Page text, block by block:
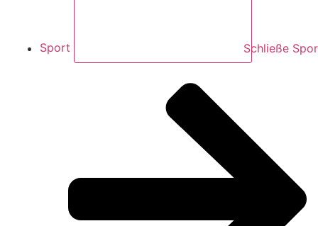
Sport Schließe